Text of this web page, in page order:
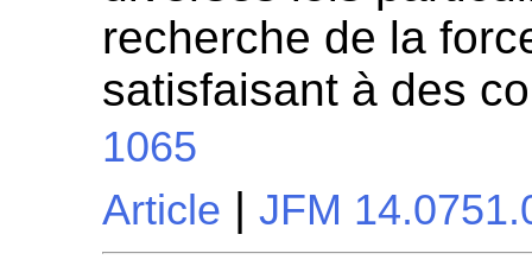
recherche de la
satisfaisant à des
1065
Article |JFM